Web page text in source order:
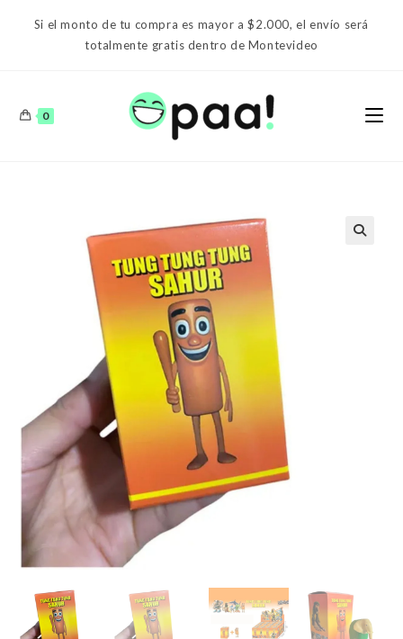
Si el monto de tu compra es mayor a $2.000, el envío será
totalmente gratis dentro de Montevideo
0